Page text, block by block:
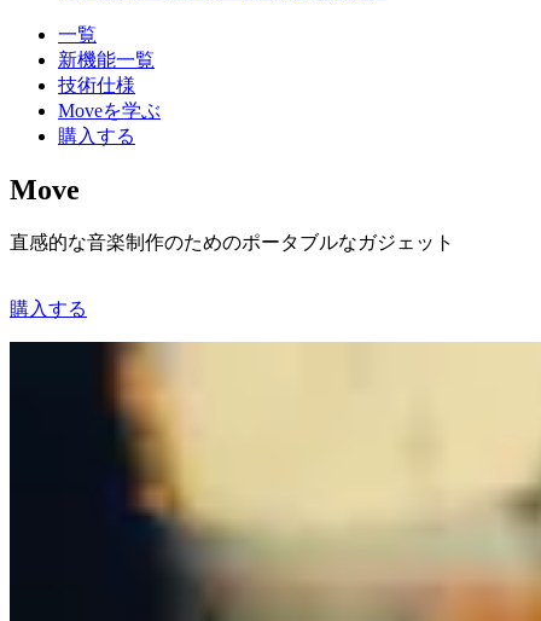
一覧
新機能一覧
技術仕様
Moveを学ぶ
購入する
Move
直感的な音楽制作のためのポータブルなガジェット
購入する